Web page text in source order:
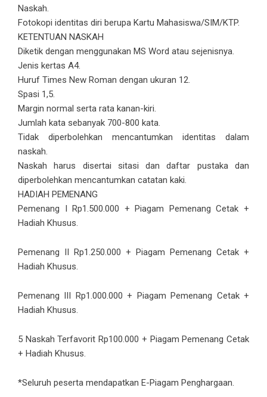
Naskah.
Fotokopi identitas diri berupa Kartu Mahasiswa/SIM/KTP.
KETENTUAN NASKAH
Diketik dengan menggunakan MS Word atau sejenisnya.
Jenis kertas A4.
Huruf Times New Roman dengan ukuran 12.
Spasi 1,5.
Margin normal serta rata kanan-kiri.
Jumlah kata sebanyak 700-800 kata.
Tidak diperbolehkan mencantumkan identitas dalam
naskah.
Naskah harus disertai sitasi dan daftar pustaka dan
diperbolehkan mencantumkan catatan kaki.
HADIAH PEMENANG
Pemenang I Rp1.500.000 + Piagam Pemenang Cetak +
Hadiah Khusus.
Pemenang II Rp1.250.000 + Piagam Pemenang Cetak +
Hadiah Khusus.
Pemenang III Rp1.000.000 + Piagam Pemenang Cetak +
Hadiah Khusus.
5 Naskah Terfavorit Rp100.000 + Piagam Pemenang Cetak
+ Hadiah Khusus.
*Seluruh peserta mendapatkan E-Piagam Penghargaan.